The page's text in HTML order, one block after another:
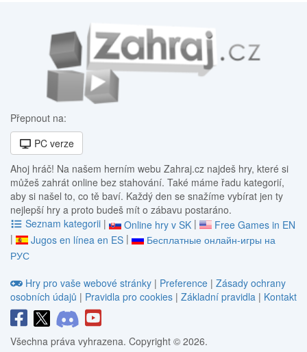
Přepnout na:
PC verze
Ahoj hráč! Na našem herním webu Zahraj.cz najdeš hry, které si
můžeš zahrát online bez stahování. Také máme řadu kategorií,
aby si našel to, co tě baví. Každý den se snažíme vybírat jen ty
nejlepší hry a proto budeš mít o zábavu postaráno.
Seznam kategorii | Online hry v SK |
Free Games in EN
|
Jugos en línea en ES |
Бесплатные онлайн-игры на
РУС
Hry pro vaše webové stránky | Preference | Zásady ochrany
osobních údajů | Pravidla pro cookies | Základní pravidla | Kontakt
Všechna práva vyhrazena. Copyright © 2026.